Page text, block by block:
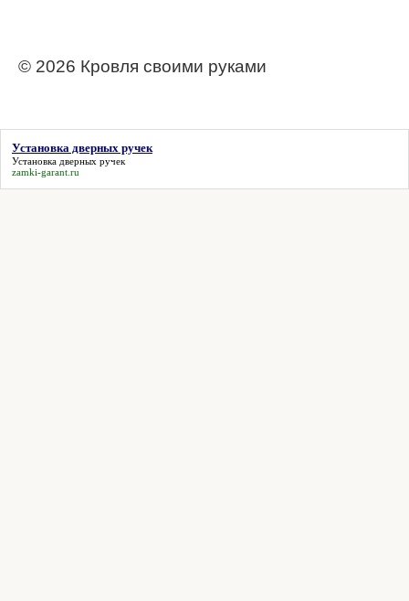
© 2026 Кровля своими руками
Установка дверных ручек
Установка дверных ручек
zamki-garant.ru